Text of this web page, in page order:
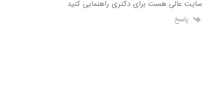
سایت عالی هست برای دکتری راهنمایی کنید
پاسخ